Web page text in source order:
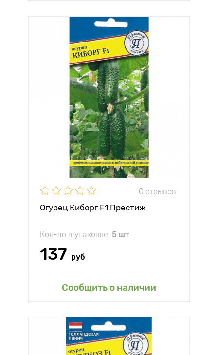
0 отзывов
Огурец Киборг F1 Престиж
Кол-во в упаковке: 5 шт
137 руб
Сообщить о наличии